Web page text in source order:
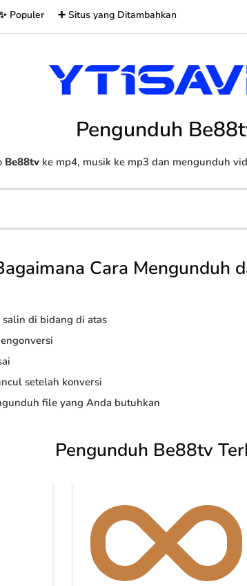
Populer ➕ Situs yang Ditambahkan
Pengunduh
Be88tv ke mp4, musik ke mp3 dan mengunduh
Cara Mengunduh
di bidang di atas
setelah konversi
file yang Anda butuhkan
Pengunduh Be88tv